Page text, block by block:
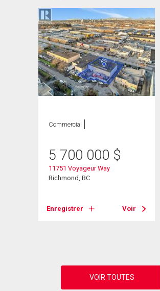
Commercial
5 700 000 $
11751 Voyageur Way
Richmond, BC
Enregistrer Voir